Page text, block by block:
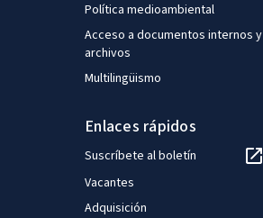
Política medioambiental
Acceso a documentos internos y
archivos
Multilingüismo
Enlaces rápidos
Suscríbete al boletín
Vacantes
Adquisición